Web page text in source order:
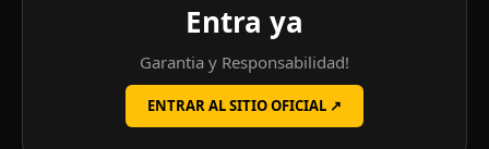
Entra ya
Garantia y Responsabilidad!
ENTRAR AL SITIO OFICIAL ↗